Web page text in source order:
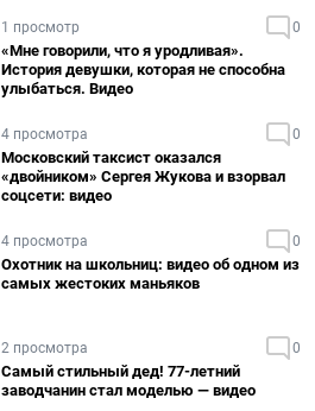
1 просмотр 0
«Мне говорили, что я уродливая».
История девушки, которая не способна
улыбаться. Видео
4 просмотра 0
Московский таксист оказался
«двойником» Сергея Жукова и взорвал
соцсети: видео
4 просмотра 0
Охотник на школьниц: видео об одном из
самых жестоких маньяков
2 просмотра 0
Самый стильный дед! 77-летний
заводчанин стал моделью — видео